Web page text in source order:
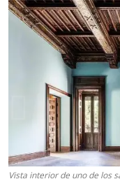
Vista interior de uno de los